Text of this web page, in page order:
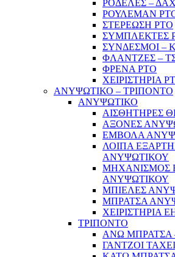
ΡΟΔΕΛΕΣ –
ΡΟΥΛΕΜΑΝ
ΣΤΕΡΕΩΣΗ PTO
ΣΥΜΠΛΕΚΤΕΣ
ΣΥΝΔΕΣΜΟΙ –
ΦΛΑΝΤΖΕΣ –
ΦΡΕΝΑ PTO
ΧΕΙΡΙΣΤΗΡΙΑ
ΑΝΥΨΩΤΙΚΟ – ΤΡΙΠΟΝΤΟ
ΑΝΥΨΩΤΙΚΟ
ΑΙΣΘΗΤΗΡΕΣ
ΑΞΟΝΕΣ
ΕΜΒΟΛΑ
ΛΟΙΠΑ
ΑΝΥΨΩΤΙΚΟΥ
ΜΗΧΑΝΙΣΜΟΣ
ΑΝΥΨΩΤΙΚΟΥ
ΜΠΙΕΛΕΣ
ΜΠΡΑΤΣΑ
ΧΕΙΡΙΣΤΗΡΙΑ
ΤΡΙΠΟΝΤΟ
ΑΝΩ ΜΠΡΑΤΣΑ
ΓΑΝΤΖΟΙ